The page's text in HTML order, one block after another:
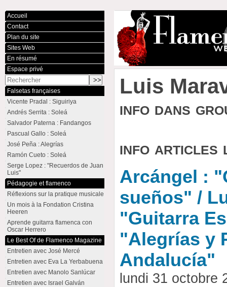
Luis
info dans
info articles
Arcángel :
sueños" /
"Guitarra
"Alegrías y
Andalucía"
lundi 31 octobre
Accueil
Contact
Plan du site
Sites Web
En résumé
Espace privé
Falsetas françaises
Vicente Pradal : Siguiriya
Andrés Serrita : Soleá
Salvador Paterna : Fandangos
Pascual Gallo : Soleá
José Peña : Alegrías
Ramón Cueto : Soleá
Serge Lopez : "Recuerdos de Juan
Luis"
Pédagogie et flamenco
Réflexions sur la pratique musicale
Un mois à la Fondation Cristina
Heeren
Aprende guitarra flamenca con
Oscar Herrero
Le Best Of de Flamenco Magazine
Entretien avec José Mercé
Entretien avec Eva La Yerbabuena
Entretien avec Manolo Sanlúcar
Entretien avec Israel Galván